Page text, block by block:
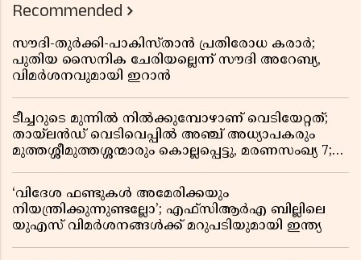
Recommended
സൗദി-തുർക്കി-പാകിസ്താൻ പ്രതിരോധ കരാർ;
പുതിയ സൈനിക ചേരിയല്ലെന്ന് സൗദി അറേബ്യ,
വിമർശനവുമായി ഇറാൻ
ടീച്ചറുടെ മുന്നിൽ നിൽക്കുമ്പോഴാണ് വെടിയേറ്റത്;
തായ്‌ലൻഡ് വെടിവെപ്പിൽ അഞ്ച് അധ്യാപകരും
മുത്തശ്ശീമുത്തശ്ശന്മാരും കൊല്ലപ്പെട്ടു, മരണസംഖ്യ 7;
‘വിദേശ ഫണ്ടുകൾ അമേരിക്കയും
നിയന്ത്രിക്കുന്നുണ്ടല്ലോ’; എഫ്സിആർഎ ബില്ലിലെ
യുഎസ് വിമർശനങ്ങൾക്ക് മറുപടിയുമായി ഇന്ത്യ